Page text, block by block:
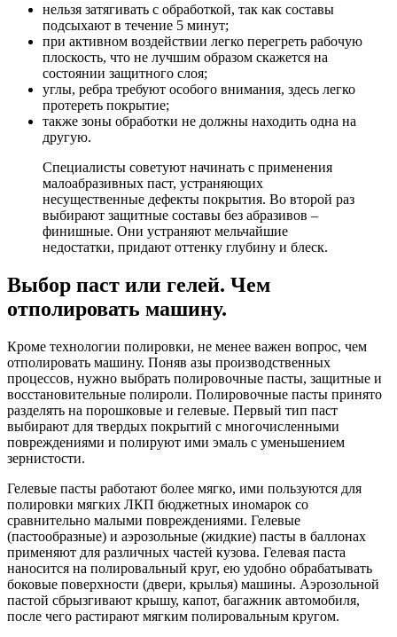
нельзя затягивать с обработкой, так как составы
подсыхают в течение 5 минут;
при активном воздействии легко перегреть рабочую
плоскость, что не лучшим образом скажется на
состоянии защитного слоя;
углы, ребра требуют особого внимания, здесь легко
протереть покрытие;
также зоны обработки не должны находить одна на
другую.
Специалисты советуют начинать с применения
малоабразивных паст, устраняющих
несущественные дефекты покрытия. Во второй раз
выбирают защитные составы без абразивов –
финишные. Они устраняют мельчайшие
недостатки, придают оттенку глубину и блеск.
Выбор паст или гелей. Чем
отполировать машину.
Кроме технологии полировки, не менее важен вопрос, чем
отполировать машину. Поняв азы производственных
процессов, нужно выбрать полировочные пасты, защитные и
восстановительные полироли. Полировочные пасты принято
разделять на порошковые и гелевые. Первый тип паст
выбирают для твердых покрытий с многочисленными
повреждениями и полируют ими эмаль с уменьшением
зернистости.
Гелевые пасты работают более мягко, ими пользуются для
полировки мягких ЛКП бюджетных иномарок со
сравнительно малыми повреждениями. Гелевые
(пастообразные) и аэрозольные (жидкие) пасты в баллонах
применяют для различных частей кузова. Гелевая паста
наносится на полировальный круг, ею удобно обрабатывать
боковые поверхности (двери, крылья) машины. Аэрозольной
пастой сбрызгивают крышу, капот, багажник автомобиля,
после чего растирают мягким полировальным кругом.